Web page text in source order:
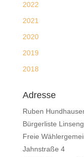
2022
2021
2020
2019
2018
Adresse
Ruben
Bürgerliste
Freie
Jahnstraße 4